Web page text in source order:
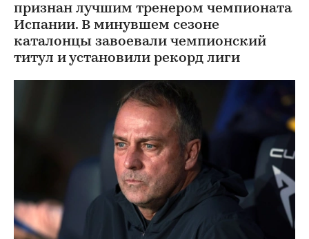
признан лучшим тренером чемпионата
Испании. В минувшем сезоне
каталонцы завоевали чемпионский
титул и установили рекорд лиги